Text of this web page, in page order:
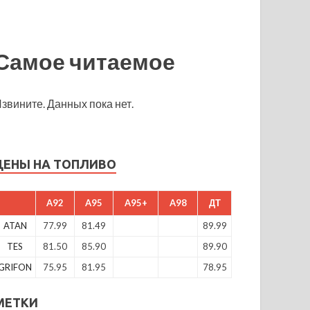
читаемое
Данных пока нет.
НА ТОПЛИВО
A92 A95 A95+ A98 ДТ
ATAN 77.99 81.49
89.99
TES
81.50 85.90
89.90
75.95 81.95 78.95